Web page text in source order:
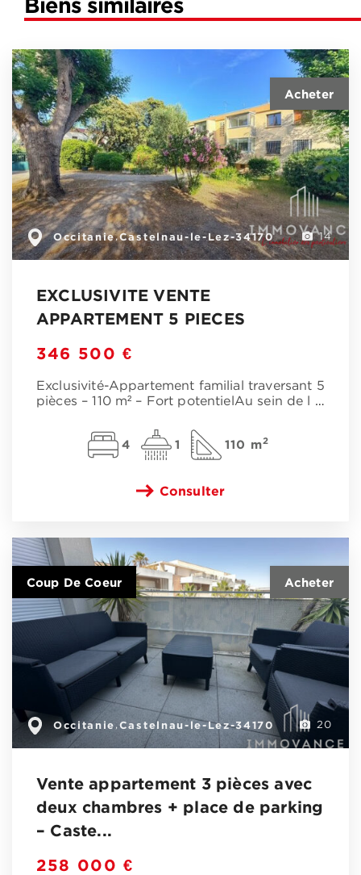
Biens similaires
14
Occitanie,Castelnau-le-Lez-34170
EXCLUSIVITE VENTE
APPARTEMENT 5 PIECES
346 500 €
Exclusivité-Appartement familial traversant 5
pièces – 110 m² – Fort potentielAu sein de l …
4 1 110 m2
Consulter
20
Occitanie ,Castelnau-le-Lez-34170
Coup De Coeur
Vente appartement 3 pièces avec
deux chambres + place de parking
– Caste...
258 000 €